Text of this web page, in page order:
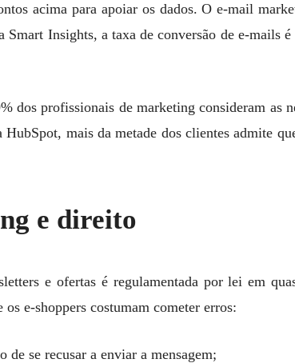
acima para apoiar os dados. O e-mail
Smart Insights, a taxa de conversão de e-mails
dos profissionais de marketing consideram as
HubSpot, mais da metade dos clientes admite
e direito
e ofertas é regulamentada por lei em
e-shoppers costumam cometer erros:
de se recusar a enviar a mensagem;